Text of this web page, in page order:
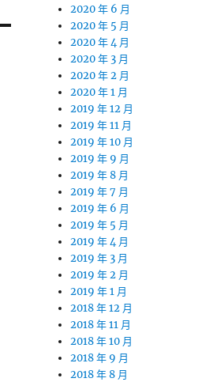
2020 年 6 月
2020 年 5 月
2020 年 4 月
2020 年 3 月
2020 年 2 月
2020 年 1 月
2019 年 12 月
2019 年 11 月
2019 年 10 月
2019 年 9 月
2019 年 8 月
2019 年 7 月
2019 年 6 月
2019 年 5 月
2019 年 4 月
2019 年 3 月
2019 年 2 月
2019 年 1 月
2018 年 12 月
2018 年 11 月
2018 年 10 月
2018 年 9 月
2018 年 8 月